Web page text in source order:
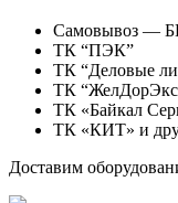
Самовывоз —
ТК “ПЭК”
ТК “Деловые
ТК
ТК «Байкал
ТК «КИТ» и
Доставим